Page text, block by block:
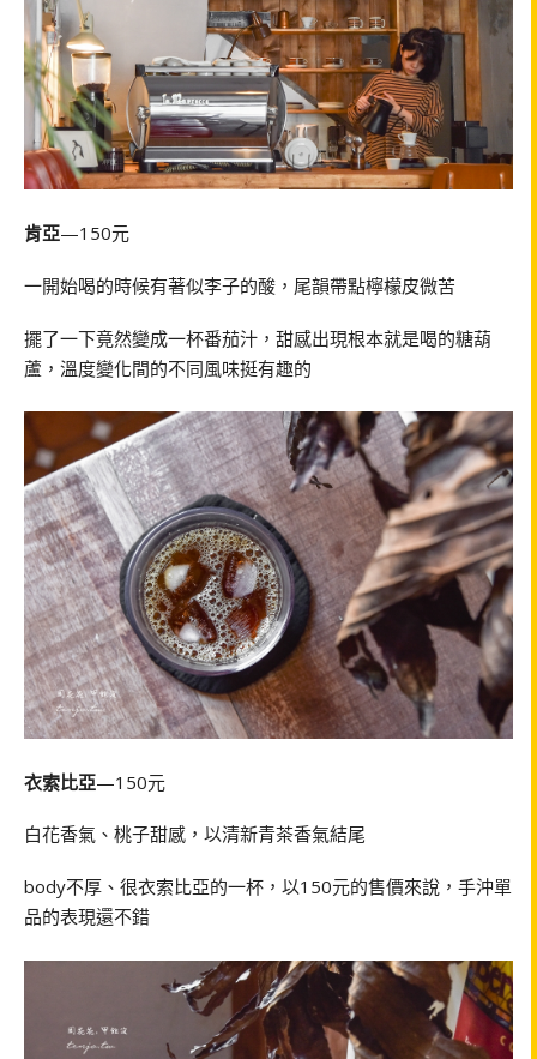
肯亞—150元
一開始喝的時候有著似李子的酸，尾韻帶點檸檬皮微苦
擺了一下竟然變成一杯番茄汁，甜感出現根本就是喝的糖葫
蘆，溫度變化間的不同風味挺有趣的
衣索比亞—150元
白花香氣、桃子甜感，以清新青茶香氣結尾
body不厚、很衣索比亞的一杯，以150元的售價來說，手沖單
品的表現還不錯